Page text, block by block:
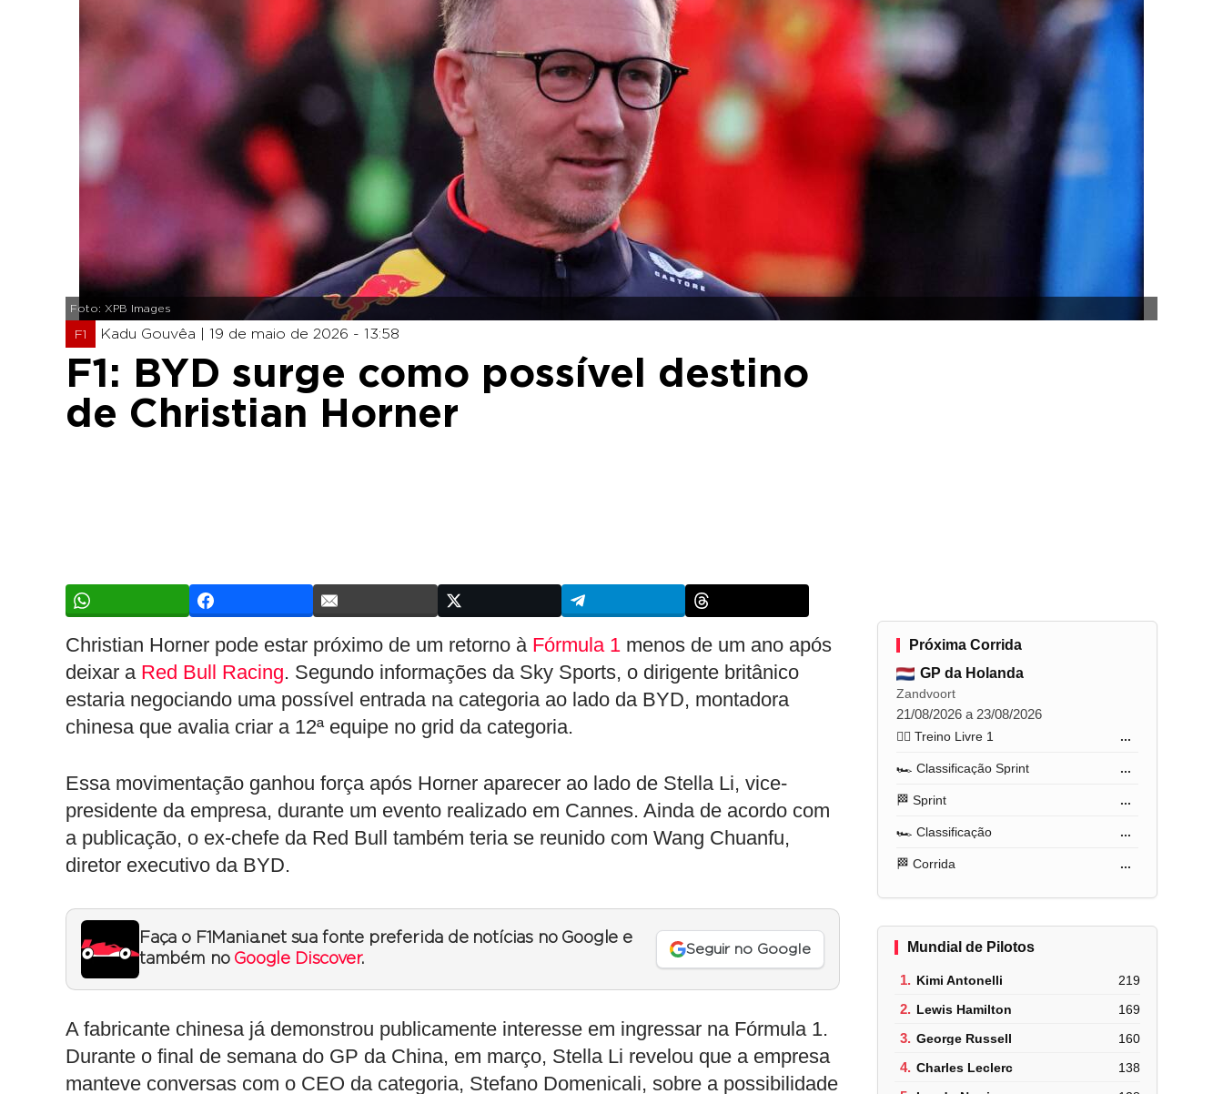
Foto: XPB Images
F1 Kadu Gouvêa | 19 de maio de 2026 - 13:58
F1: BYD surge como possível destino
de Christian Horner
Christian Horner pode estar próximo de um retorno à Fórmula 1 menos de um ano após
deixar a Red Bull Racing. Segundo informações da Sky Sports, o dirigente britânico
estaria negociando uma possível entrada na categoria ao lado da BYD, montadora
chinesa que avalia criar a 12ª equipe no grid da categoria.
Essa movimentação ganhou força após Horner aparecer ao lado de Stella Li, vice-
presidente da empresa, durante um evento realizado em Cannes. Ainda de acordo com
a publicação, o ex-chefe da Red Bull também teria se reunido com Wang Chuanfu,
diretor executivo da BYD.
Faça o F1Mania.net sua fonte preferida de notícias no Google e
também no Google Discover.
Seguir no Google
A fabricante chinesa já demonstrou publicamente interesse em ingressar na Fórmula 1.
Durante o final de semana do GP da China, em março, Stella Li revelou que a empresa
manteve conversas com o CEO da categoria, Stefano Domenicali, sobre a possibilidade
Próxima Corrida
GP da Holanda
Zandvoort
21/08/2026 a 23/08/2026
🏋️‍♂️ Treino Livre 1 ...
🏎️ Classificação Sprint ...
🏁 Sprint ...
🏎️ Classificação ...
🏁 Corrida ...
Mundial de Pilotos
1. Kimi Antonelli 219
2. Lewis Hamilton 169
3. George Russell 160
4. Charles Leclerc 138